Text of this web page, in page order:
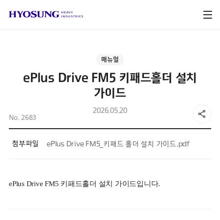
매뉴얼
ePlus Drive FM5 키패드홀더 설치
가이드
2026.05.20
No. 2683
첨부파일 ePlus Drive FM5_키패드 홀더 설치 가이드.pdf
ePlus Drive FM5 키패드홀더 설치 가이드입니다.